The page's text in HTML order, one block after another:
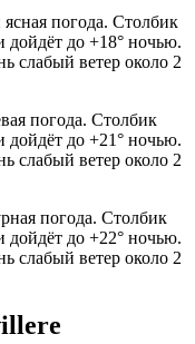
ясная погода. Столбик
дойдёт до +18° ночью.
слабый ветер около 2
погода. Столбик
дойдёт до +21° ночью.
слабый ветер около 2
погода. Столбик
дойдёт до +22° ночью.
слабый ветер около 2